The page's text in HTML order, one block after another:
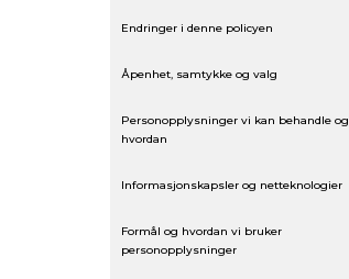
Endringer i denne policyen
Åpenhet, samtykke og valg
Personopplysninger vi kan behandle og
hvordan
Informasjonskapsler og netteknologier
Formål og hvordan vi bruker
personopplysninger